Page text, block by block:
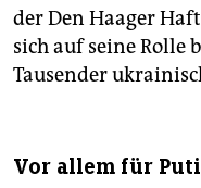
der Den Haager
sich auf seine Rolle
Tausender
Vor allem für